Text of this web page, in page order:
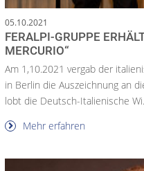
05.10.2021
FERALPI-GRUPPE
MERCURIO“
Am 1,10.2021 vergab der
in Berlin die Auszeichnung an
lobt die Deutsch-Italienische
Mehr erfahren